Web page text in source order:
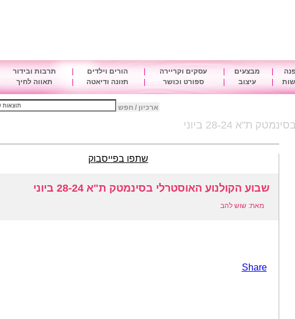
מבצעים עסקים וקריירה הורים וילדים תרבות ובידור
עיצוב ספורט וכושר תזונה ודיאטה תאווה לחיך
ארכיון / חפש
ת"א 28-24 ביוני
שתפו בפייסבוק
שבוע הקולנוע האוסטרלי בסינמטק ת"א 28-24 ביוני
מאת: שוש להב
Share